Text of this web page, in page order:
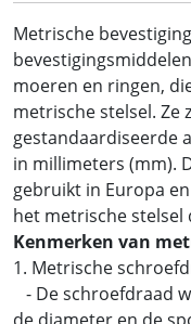
Metrische
moeren en ringen,
metrische stelsel. Ze
gestandaardiseerde
in millimeters (mm).
gebruikt in Europa
het metrische stelsel
Kenmerken van
1. Metrische
- De schroefdraad